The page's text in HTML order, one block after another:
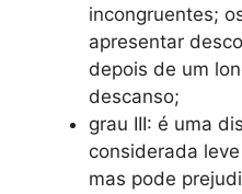
incongruentes;
apresentar
depois de um
descanso;
grau III: é uma
considerada
mas pode